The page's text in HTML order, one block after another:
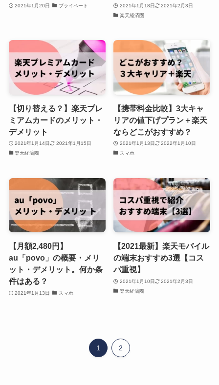
2021年1月20日 プライベート 2021年1月18日
2021年2月3日
楽天経済圏
【切り替える？】楽天プレ
ミアムカードのメリット・
デメリット
2021年1月14日
2021年1月15日
楽天経済圏
【携帯料金比較】3大キャ
リアの値下げプラン＋楽天
ならどこがおすすめ？
2021年1月13日
2022年1月10日
スマホ
【月額2,480円】
au「povo」の概要・メリ
ット・デメリット。何か条
件はある？
2021年1月13日 スマホ
【2021最新】楽天モバイル
の端末おすすめ3選【コス
パ重視】
2021年1月10日
2021年2月3日
楽天経済圏
1 2